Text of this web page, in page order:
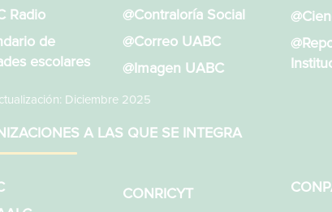
Radio
de
escolares
@Contraloría Social
@Correo UABC
@Imagen UABC
Diciembre 2025
A LAS QUE SE INTEGRA
CONRICYT